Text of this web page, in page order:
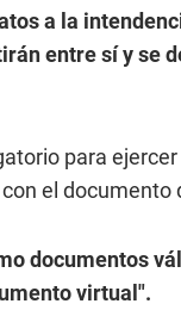
a la
entre sí y se
para
el
documentos
virtual".